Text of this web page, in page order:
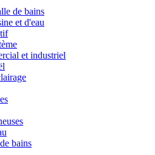
de bains
et d'eau
et industriel
bains